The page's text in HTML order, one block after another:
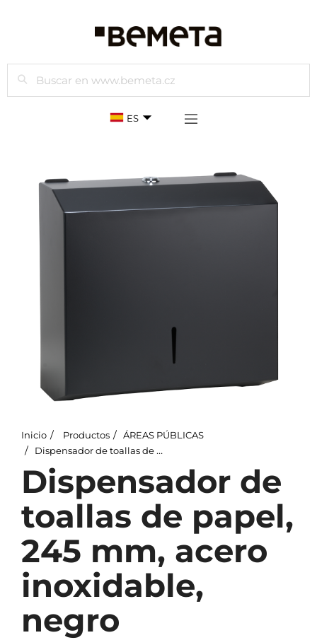
Buscar
ES
Inicio Productos
ÁREAS PÚBLICAS
Dispensador de toallas de papel, 245 mm, acero inoxidable, negro
Dispensador de
toallas de papel,
245 mm, acero
inoxidable,
negro